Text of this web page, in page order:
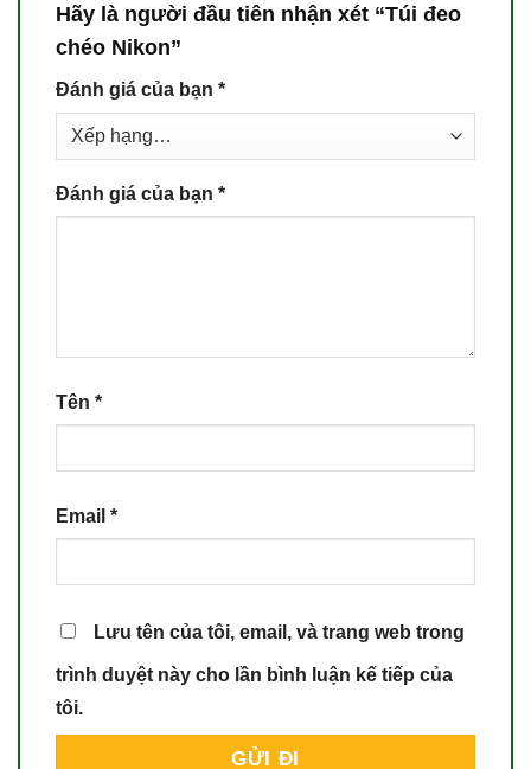
Hãy là người đầu tiên nhận xét “Túi đeo
chéo Nikon”
Đánh giá của bạn *
Đánh giá của bạn *
Tên *
Email *
Lưu tên của tôi, email, và trang web trong
trình duyệt này cho lần bình luận kế tiếp của
tôi.